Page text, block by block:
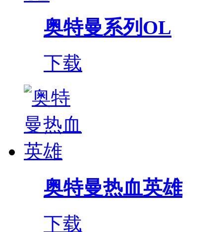
奥特曼系列OL
下载
奥特曼热血英雄
下载